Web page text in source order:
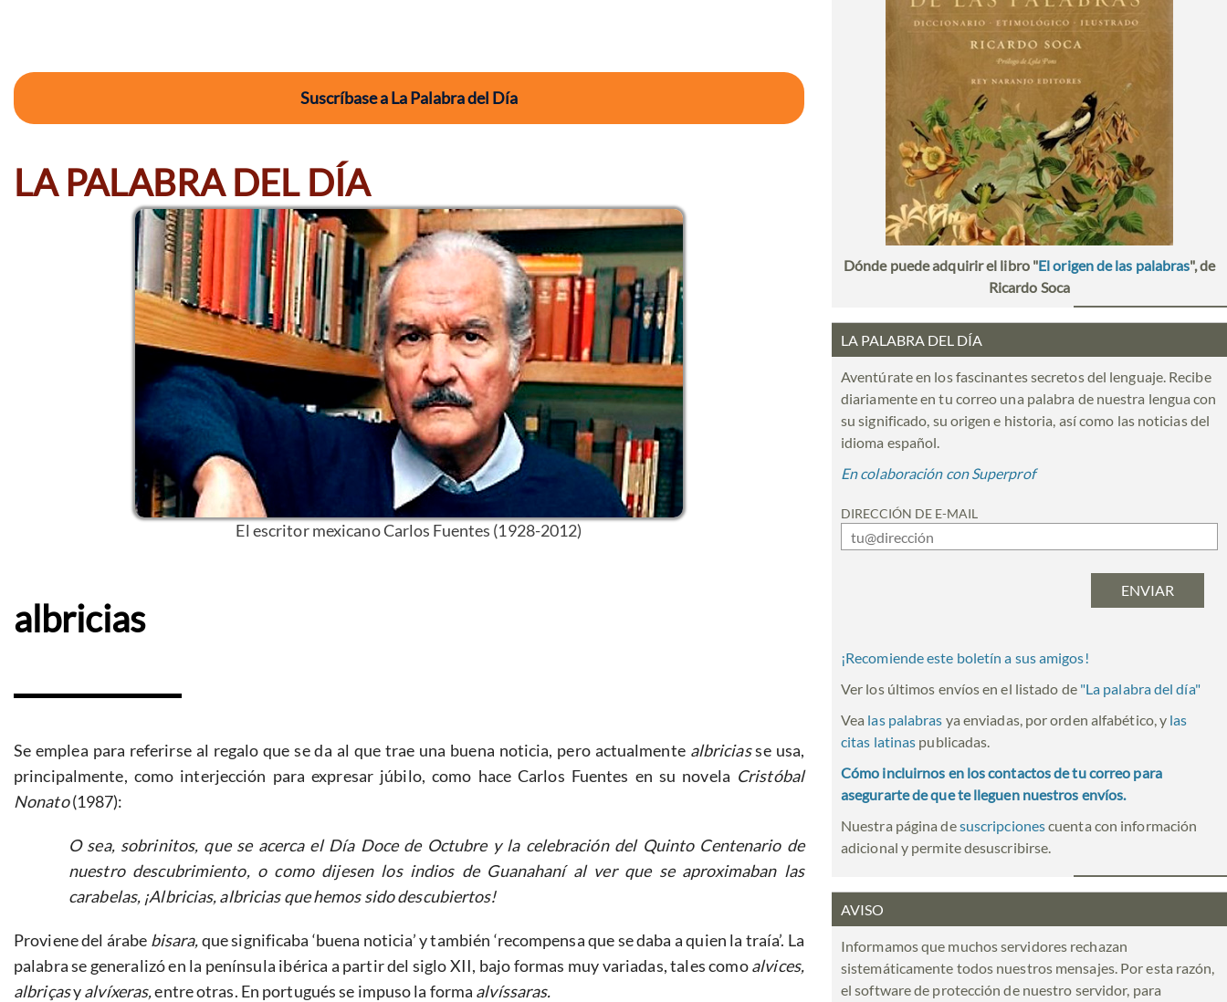
Suscríbase a La Palabra del Día
LA PALABRA DEL DÍA
El escritor mexicano Carlos Fuentes (1928-2012)
albricias
Se emplea para referirse al regalo que se da al que trae una buena noticia, pero actualmente albriciasse usa,
principalmente, como interjección para expresar júbilo, como hace Carlos Fuentes en su novela Cristóbal
Nonato(1987):
O sea, sobrinitos, que se acerca el Día Doce de Octubre y la celebración del Quinto Centenario de
nuestro descubrimiento, o como dijesen los indios de Guanahaní al ver que se aproximaban las
carabelas, ¡Albricias, albricias que hemos sido descubiertos!
Proviene del árabe bisara,que significaba ‘buena noticia’ y también ‘recompensa que se daba a quien la traía’. La
palabra se generalizó en la península ibérica a partir del siglo XII, bajo formas muy variadas, tales comoalvices,
albriçasyalvíxeras,entre otras. En portugués se impuso la forma alvíssaras.
Dónde puede adquirir el libro "El origen de las palabras", de
Ricardo Soca
LA PALABRA DEL DÍA
Aventúrate en los fascinantes secretos del lenguaje. Recibe
diariamente en tu correo una palabra de nuestra lengua con
su significado, su origen e historia, así como las noticias del
idioma español.
En colaboración con Superprof
DIRECCIÓN DE E-MAIL
¡Recomiende este boletín a sus amigos!
Ver los últimos envíos en el listado de "La palabra del día"
Vea las palabras ya enviadas, por orden alfabético, y las
citas latinas publicadas.
Cómo incluirnos en los contactos de tu correo para
asegurarte de que te lleguen nuestros envíos.
Nuestra página desuscripcionescuenta con información
adicional y permite desuscribirse.
AVISO
Informamos que muchos servidores rechazan
sistemáticamente todos nuestros mensajes. Por esta razón,
el software de protección de nuestro servidor, para